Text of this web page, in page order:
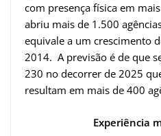
com presença física em
abriu mais de 1.500
equivale a um crescimento
2014. A previsão é de que
230 no decorrer de 2025
resultam em mais de 400
Experiência